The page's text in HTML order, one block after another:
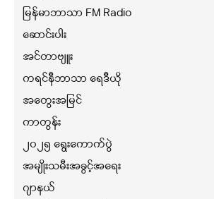
မြန်မာဘာသာ FM Radio
ဆောင်းပါး
အင်တာဗျူး
ကရင်နီဘာသာ ရေဒီယို
အတွေးအမြင်
ကာတွန်း
၂၀၂၅ ရွေးကောက်ပွဲ
အမျိုးသမီးအခွင့်အရေး
ဂျာနယ်